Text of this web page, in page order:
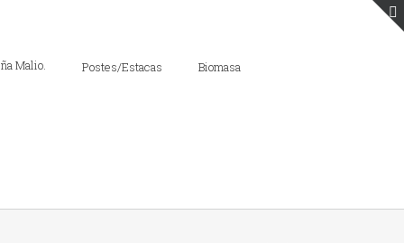
Postes/Estacas Biomasa